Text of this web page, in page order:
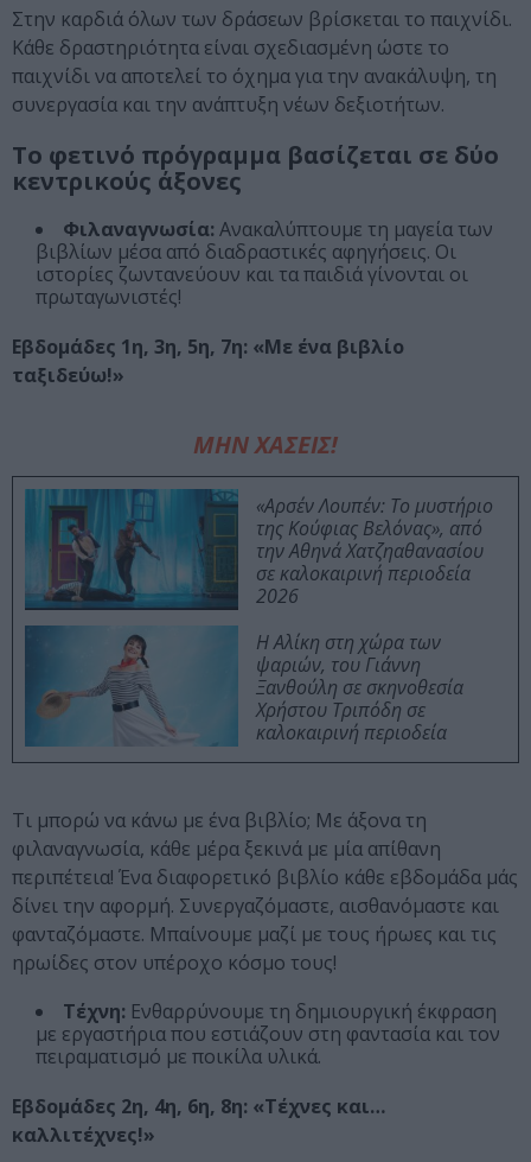
Στην καρδιά όλων των δράσεων βρίσκεται το παιχνίδι.
Κάθε δραστηριότητα είναι σχεδιασμένη ώστε το
παιχνίδι να αποτελεί το όχημα για την ανακάλυψη, τη
συνεργασία και την ανάπτυξη νέων δεξιοτήτων.
Το φετινό πρόγραμμα βασίζεται σε δύο
κεντρικούς άξονες
Φιλαναγνωσία: Ανακαλύπτουμε τη μαγεία των
βιβλίων μέσα από διαδραστικές αφηγήσεις. Οι
ιστορίες ζωντανεύουν και τα παιδιά γίνονται οι
πρωταγωνιστές!
Εβδομάδες 1η, 3η, 5η, 7η: «Με ένα βιβλίο
ταξιδεύω!»
ΜΗΝ ΧΑΣΕΙΣ!
«Αρσέν Λουπέν: Το μυστήριο
της Κούφιας Βελόνας», από
την Αθηνά Χατζηαθανασίου
σε καλοκαιρινή περιοδεία
2026
Η Αλίκη στη χώρα των
ψαριών, του Γιάννη
Ξανθούλη σε σκηνοθεσία
Χρήστου Τριπόδη σε
καλοκαιρινή περιοδεία
Τι μπορώ να κάνω με ένα βιβλίο; Με άξονα τη
φιλαναγνωσία, κάθε μέρα ξεκινά με μία απίθανη
περιπέτεια! Ένα διαφορετικό βιβλίο κάθε εβδομάδα μάς
δίνει την αφορμή. Συνεργαζόμαστε, αισθανόμαστε και
φανταζόμαστε. Μπαίνουμε μαζί με τους ήρωες και τις
ηρωίδες στον υπέροχο κόσμο τους!
Τέχνη: Ενθαρρύνουμε τη δημιουργική έκφραση
με εργαστήρια που εστιάζουν στη φαντασία και τον
πειραματισμό με ποικίλα υλικά.
Εβδομάδες 2η, 4η, 6η, 8η: «Τέχνες και…
καλλιτέχνες!»